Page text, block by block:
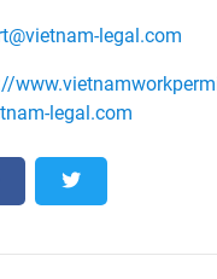
legal.com
legal.com